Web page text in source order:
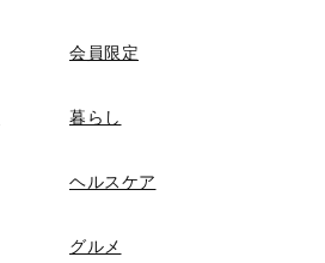
会員限定
暮らし
ヘルスケア
グルメ